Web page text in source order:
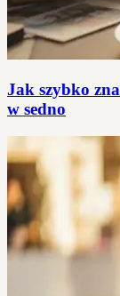
Jak szybko
w sedno